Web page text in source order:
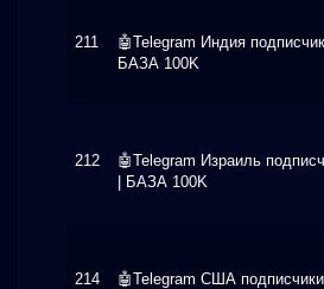
211
🤖Telegram Индия
БАЗА 100K
212
🤖Telegram Израиль
| БАЗА 100K
214
🤖Telegram США подписчики